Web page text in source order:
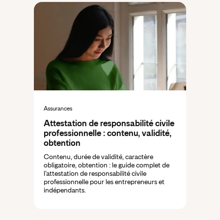
Assurances
Attestation de responsabilité civile
professionnelle : contenu, validité,
obtention
Contenu, durée de validité, caractère
obligatoire, obtention : le guide complet de
l'attestation de responsabilité civile
professionnelle pour les entrepreneurs et
indépendants.